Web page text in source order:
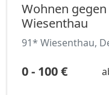
Wohnen
Wiesenthau
91* Wiesenthau,
0 - 100 €